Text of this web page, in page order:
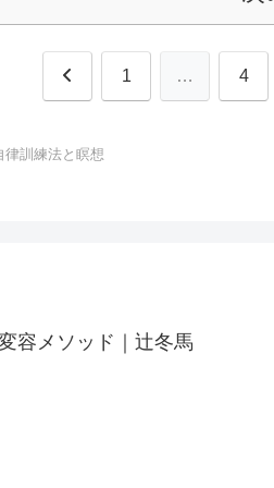
前 1 … 4
律訓練法と瞑想
容メソッド｜辻冬馬